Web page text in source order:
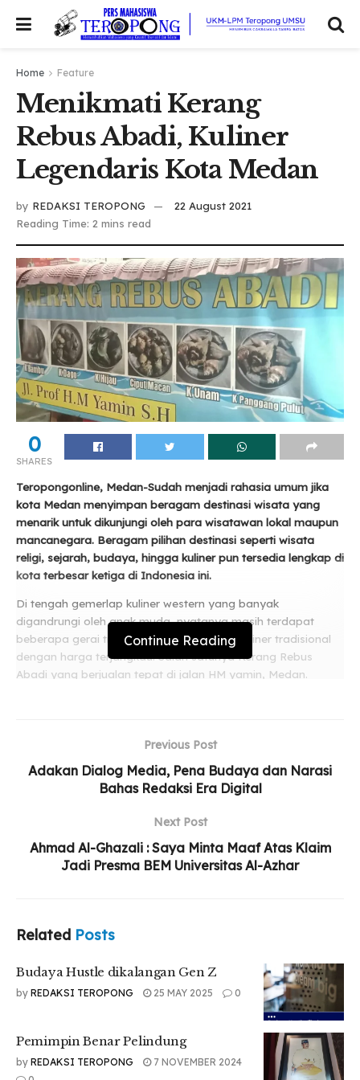
Home Feature
Menikmati Kerang
Rebus Abadi, Kuliner
Legendaris Kota Medan
by REDAKSI TEROPONG
22 August 2021
Reading Time: 2 mins read
0
SHARES
Teropongonline, Medan-Sudah menjadi rahasia umum jika
kota Medan menyimpan beragam destinasi wisata yang
menarik untuk dikunjungi oleh para wisatawan lokal maupun
mancanegara. Beragam pilihan destinasi seperti wisata
religi, sejarah, budaya, hingga kuliner pun tersedia lengkap di
kota terbesar ketiga di Indonesia ini.
Di tengah gemerlap kuliner western yang banyak
digandrungi oleh anak muda, nyatanya masih terdapat
beberapa gerai tradisional yang menjual kuliner tradisional
dengan harga terjangkau. Salah satunya Kerang Rebus
Abadi yang berjualan tepat di jalan HM yamin, Medan.
Budaya Hustle dikalangan Gen Z
Pemimpin Benar Pelindung
Continue Reading
Previous Post
Adakan Dialog Media, Pena Budaya dan Narasi
Bahas Redaksi Era Digital
Next Post
Ahmad Al-Ghazali : Saya Minta Maaf Atas Klaim
Jadi Presma BEM Universitas Al-Azhar
Related Posts
Budaya Hustle dikalangan Gen Z
by REDAKSI TEROPONG 25 MAY 2025 0
Pemimpin Benar Pelindung
by REDAKSI TEROPONG
7 NOVEMBER 2024